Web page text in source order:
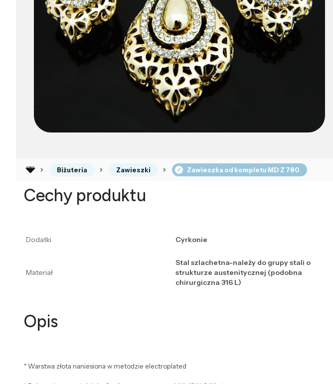
Biżuteria Zawieszki Zawieszka od kompletu MD Z 780
Cechy produktu
Dodatki Cyrkonie
Materiał
Stal szlachetna-należy do grupy stali o
strukturze austenitycznej (podobna
chirurgiczna 316 L)
Opis
* Warstwa złota naniesiona w metodzie electroplated